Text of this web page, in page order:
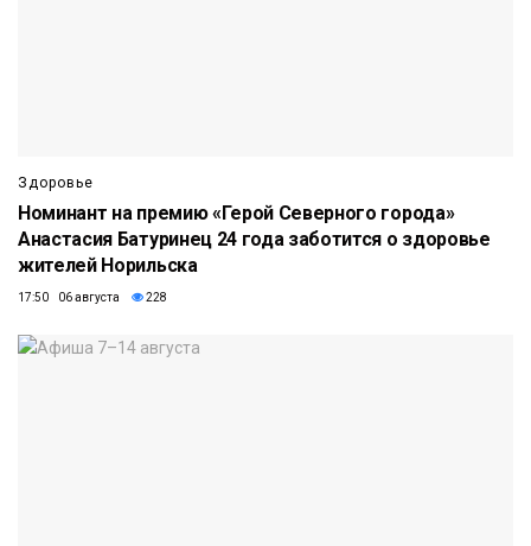
Здоровье
Номинант на премию «Герой Северного города»
Анастасия Батуринец 24 года заботится о здоровье
жителей Норильска
17:50 06 августа 228